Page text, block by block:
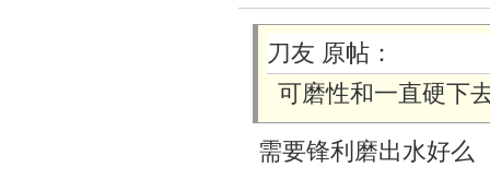
刀友 原帖：
可磨性和一直硬下
需要锋利磨出水好么